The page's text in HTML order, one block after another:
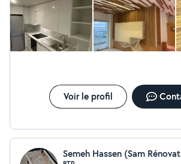
Voir le profil
Semeh Hassen (Sam